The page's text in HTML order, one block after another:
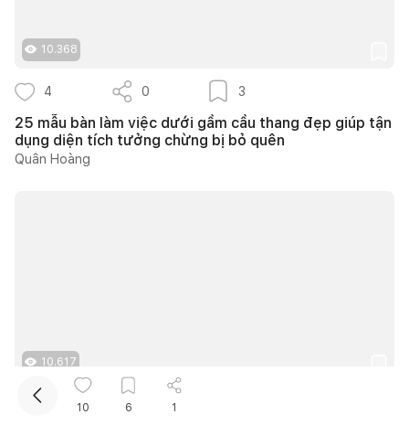
10.368
4 0 3
25 mẫu bàn làm việc dưới gầm cầu thang đẹp giúp tận
dụng diện tích tưởng chừng bị bỏ quên
Quân Hoàng
10.617
10 6 1